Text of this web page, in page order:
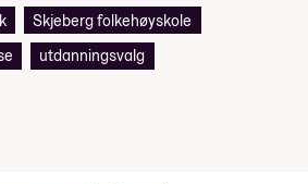
Skjeberg folkehøyskole
utdanningsvalg